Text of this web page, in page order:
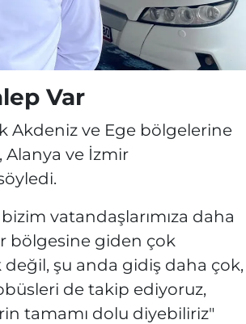
Var
Akdeniz ve Ege bölgelerine
ve İzmir
vatandaşlarımıza daha
bölgesine giden çok
şu anda gidiş daha çok,
de takip ediyoruz,
tamamı dolu diyebiliriz"